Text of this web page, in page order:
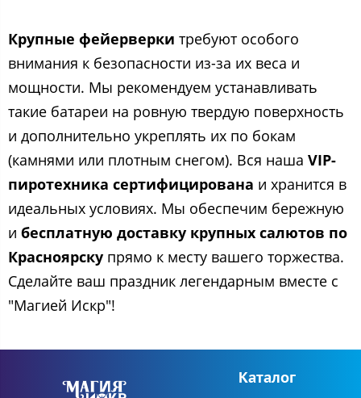
Крупные фейерверки требуют особого
внимания к безопасности из-за их веса и
мощности. Мы рекомендуем устанавливать
такие батареи на ровную твердую поверхность
и дополнительно укреплять их по бокам
(камнями или плотным снегом). Вся наша VIP-
пиротехника сертифицирована и хранится в
идеальных условиях. Мы обеспечим бережную
и бесплатную доставку крупных салютов по
Красноярску прямо к месту вашего торжества.
Сделайте ваш праздник легендарным вместе с
"Магией Искр"!
Каталог